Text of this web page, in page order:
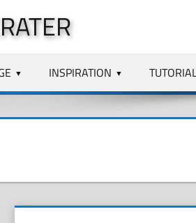
INSPIRATION